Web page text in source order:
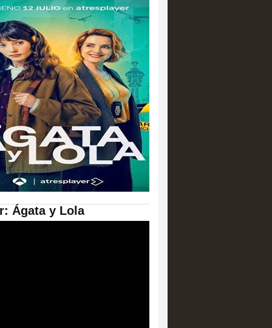
Ágata y Lola